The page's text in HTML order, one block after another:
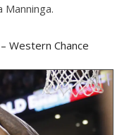
Western Chance